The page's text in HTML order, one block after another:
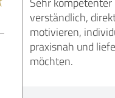
verständlich,
motivieren,
praxisnah und
möchten.